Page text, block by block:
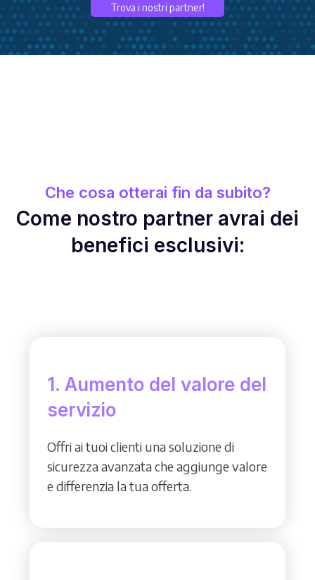
Trova i nostri partner!
Che cosa otterai fin da subito?
Come nostro partner avrai dei
benefici esclusivi:
1. Aumento del valore del
servizio
Offri ai tuoi clienti una soluzione di
sicurezza avanzata che aggiunge valore
e differenzia la tua offerta.